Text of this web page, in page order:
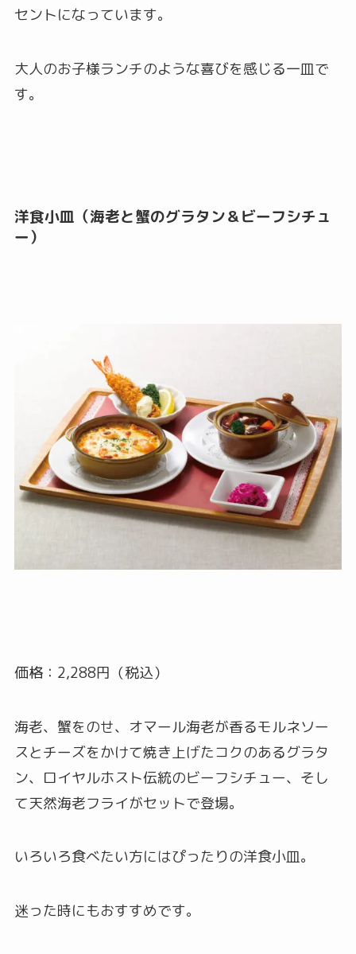
セントになっています。
大人のお子様ランチのような喜びを感じる一皿で
す。
洋食小皿（海老と蟹のグラタン＆ビーフシチュ
ー）
価格：2,288円（税込）
海老、蟹をのせ、オマール海老が香るモルネソー
スとチーズをかけて焼き上げたコクのあるグラタ
ン、ロイヤルホスト伝統のビーフシチュー、そし
て天然海老フライがセットで登場。
いろいろ食べたい方にはぴったりの洋食小皿。
迷った時にもおすすめです。